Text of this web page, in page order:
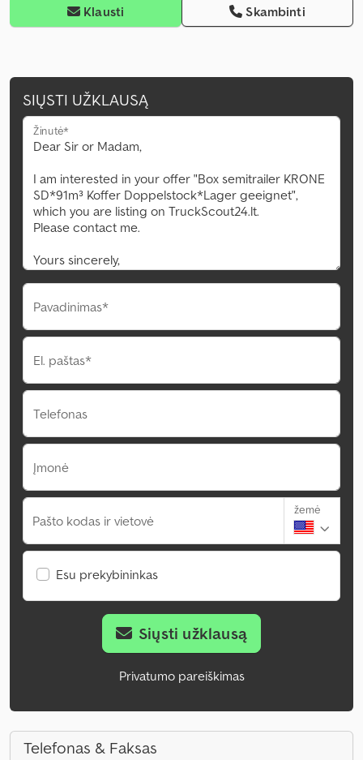
Klausti Skambinti
SIŲSTI UŽKLAUSĄ
Žinutė*
Pavadinimas*
El. paštas*
Telefonas
Įmonė
Pašto kodas ir vietovė
žemė
Esu prekybininkas
Siųsti užklausą
Privatumo pareiškimas
Telefonas & Faksas